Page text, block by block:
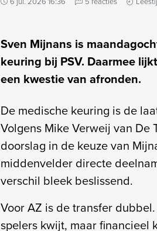
Sven Mijnans is
keuring bij PSV. Daarmee
een kwestie van afronden.
De medische keuring is de
Volgens Mike Verweij van De
doorslag in de keuze van
middenvelder directe
verschil bleek beslissend.
Voor AZ is de transfer
spelers kwijt, maar financieel